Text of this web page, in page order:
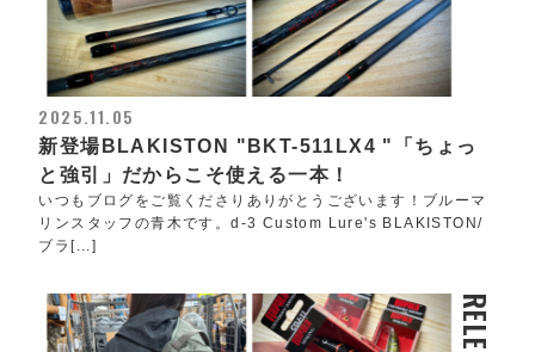
2025.11.05
新登場BLAKISTON "BKT-511LX4 "「ちょっ
と強引」だからこそ使える一本！
いつもブログをご覧くださりありがとうございます！ブルーマ
リンスタッフの青木です。d-3 Custom Lure's BLAKISTON/
ブラ[...]